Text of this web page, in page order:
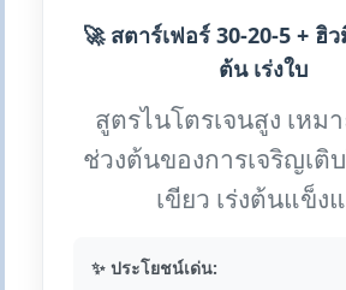
🚀 สตาร์เฟอร์ 30-20-5 + ฮิว
ต้น เร่งใบ
สูตรไนโตรเจนสูง เหม
ช่วงต้นของการเจริญเติบ
เขียว เร่งต้นแข็ง
✨ ประโยชน์เด่น: